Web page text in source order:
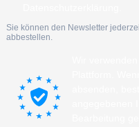
Sie können den Newsletter
abbestellen.